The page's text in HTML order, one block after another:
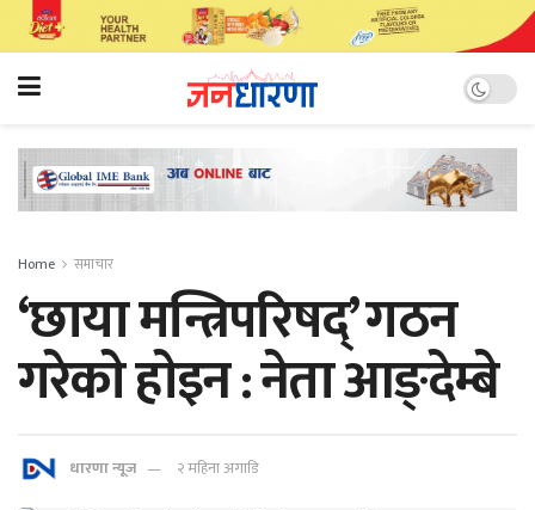
Home समाचार
‘छाया मन्त्रिपरिषद्’ गठन
गरेकाे हाेइन : नेता आङ्देम्बे
धारणा न्यूज २ महिना अगाडि